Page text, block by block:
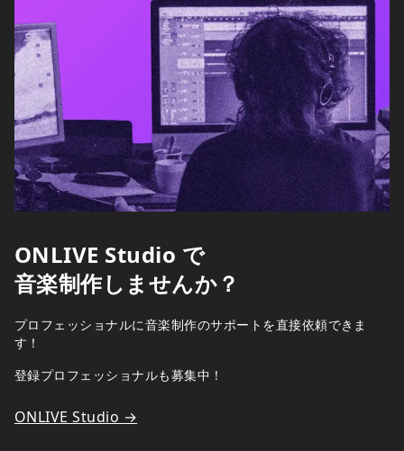
ONLIVE Studio で
音楽制作しませんか？
プロフェッショナルに音楽制作のサポートを直接依頼できま
す！
登録プロフェッショナルも募集中！
ONLIVE Studio →